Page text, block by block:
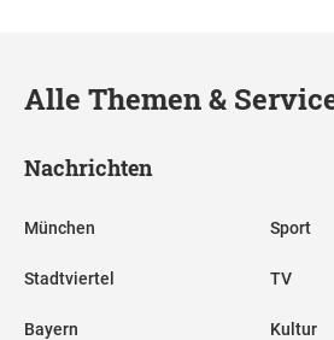
Alle Themen &
Nachrichten
München
Stadtviertel
Bayern
Sport
TV
Kultur